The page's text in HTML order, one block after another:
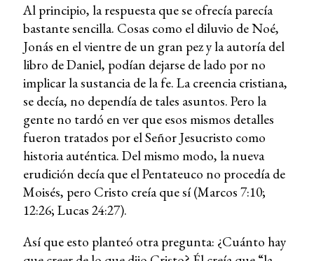
Al principio, la respuesta que se ofrecía parecía
bastante sencilla. Cosas como el diluvio de Noé,
Jonás en el vientre de un gran pez y la autoría del
libro de Daniel, podían dejarse de lado por no
implicar la sustancia de la fe. La creencia cristiana,
se decía, no dependía de tales asuntos. Pero la
gente no tardó en ver que esos mismos detalles
fueron tratados por el Señor Jesucristo como
historia auténtica. Del mismo modo, la nueva
erudición decía que el Pentateuco no procedía de
Moisés, pero Cristo creía que sí (Marcos 7:10;
12:26; Lucas 24:27).
Así que esto planteó otra pregunta: ¿Cuánto hay